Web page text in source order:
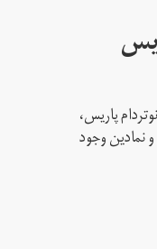
پاریس،
نمادین وجود